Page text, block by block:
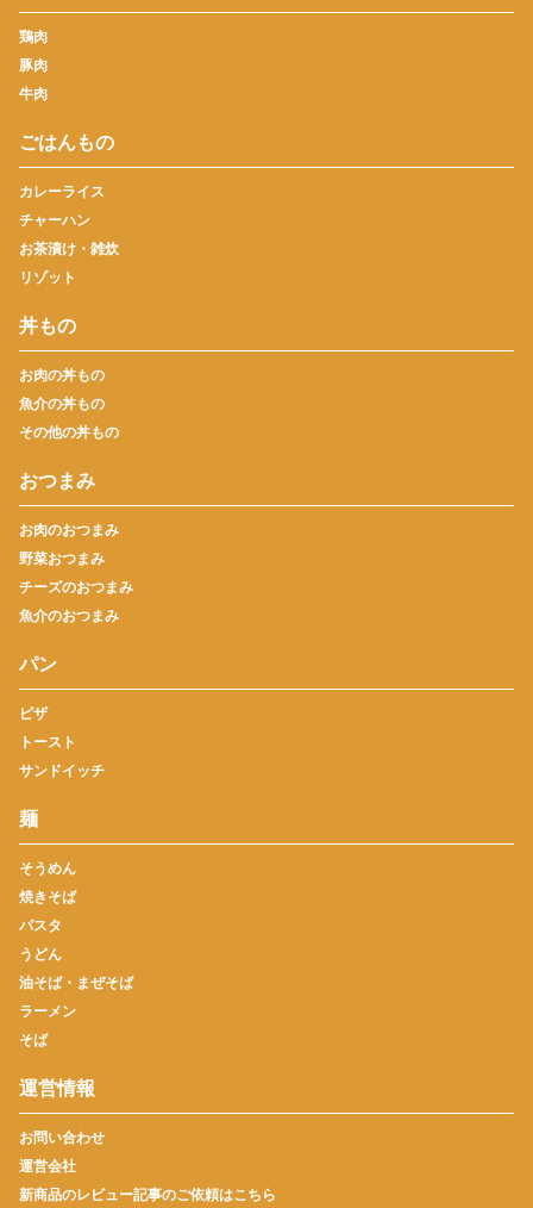
鶏肉
豚肉
牛肉
ごはんもの
カレーライス
チャーハン
お茶漬け・雑炊
リゾット
丼もの
お肉の丼もの
魚介の丼もの
その他の丼もの
おつまみ
お肉のおつまみ
野菜おつまみ
チーズのおつまみ
魚介のおつまみ
パン
ピザ
トースト
サンドイッチ
麺
そうめん
焼きそば
パスタ
うどん
油そば・まぜそば
ラーメン
そば
運営情報
お問い合わせ
運営会社
新商品のレビュー記事のご依頼はこちら